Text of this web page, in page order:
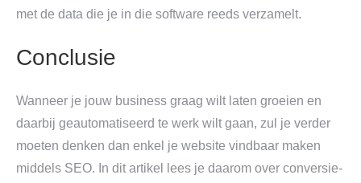
met de data die je in die software reeds verzamelt.
Conclusie
Wanneer je jouw business graag wilt laten groeien en
daarbij geautomatiseerd te werk wilt gaan, zul je verder
moeten denken dan enkel je website vindbaar maken
middels SEO. In dit artikel lees je daarom over conversie-